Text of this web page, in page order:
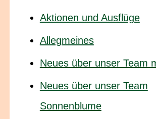
Aktionen und Ausflüge
Allegmeines
Neues über unser Team
Neues über unser Team
Sonnenblume